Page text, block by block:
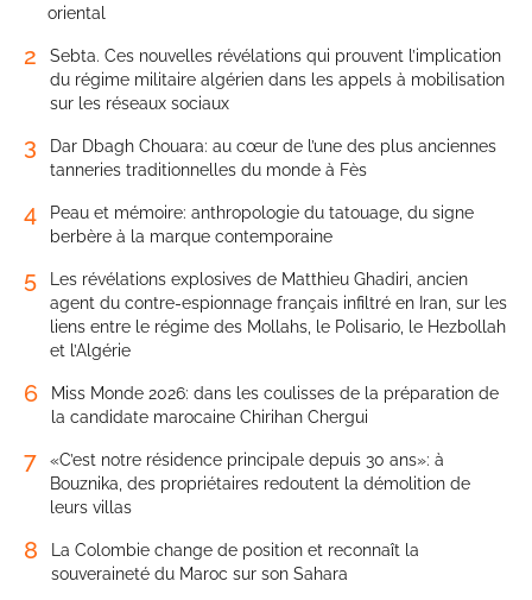
oriental
2
Sebta. Ces nouvelles révélations qui prouvent l’implication
du régime militaire algérien dans les appels à mobilisation
sur les réseaux sociaux
3
Dar Dbagh Chouara: au cœur de l’une des plus anciennes
tanneries traditionnelles du monde à Fès
4
Peau et mémoire: anthropologie du tatouage, du signe
berbère à la marque contemporaine
5
Les révélations explosives de Matthieu Ghadiri, ancien
agent du contre-espionnage français infiltré en Iran, sur les
liens entre le régime des Mollahs, le Polisario, le Hezbollah
et l’Algérie
6
Miss Monde 2026: dans les coulisses de la préparation de
la candidate marocaine Chirihan Chergui
7
«C’est notre résidence principale depuis 30 ans»: à
Bouznika, des propriétaires redoutent la démolition de
leurs villas
8
La Colombie change de position et reconnaît la
souveraineté du Maroc sur son Sahara